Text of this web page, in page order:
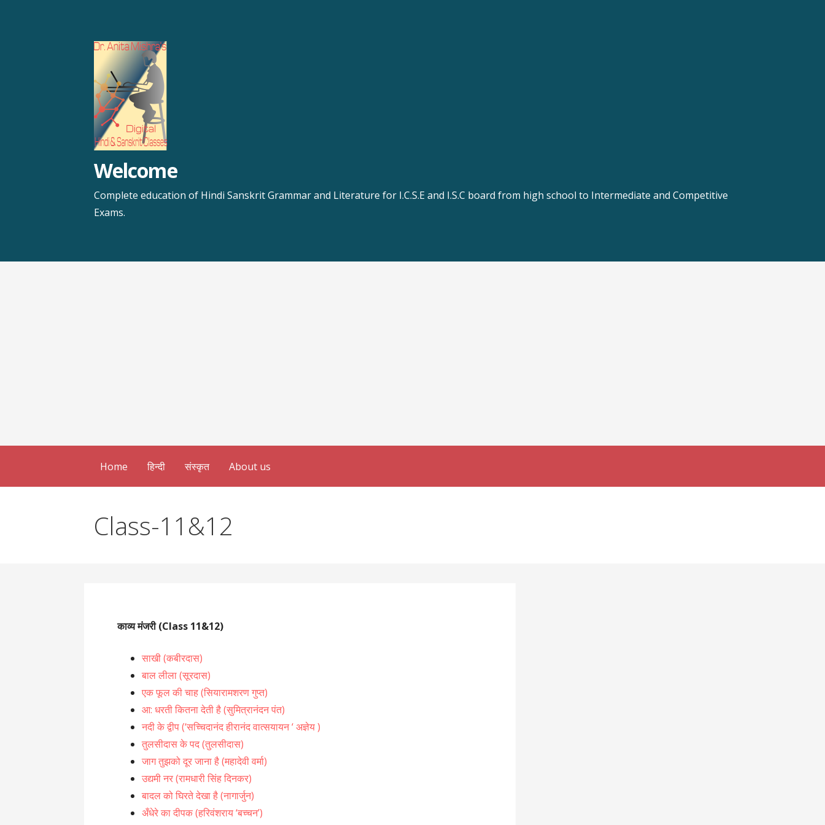
Welcome
Complete education of Hindi Sanskrit Grammar and Literature for I.C.S.E and I.S.C board from high school to Intermediate and Competitive
Exams.
Home हिन्दी संस्कृत About us
Class-11&12
काव्य मंजरी (Class 11&12)
साखी (कबीरदास)
बाल लीला (सूरदास)
एक फूल की चाह (सियारामशरण गुप्त)
आ: धरती कितना देती है (सुमित्रानंदन पंत)
नदी के द्वीप (‘सच्चिदानंद हीरानंद वात्सयायन ‘ अज्ञेय )
तुलसीदास के पद (तुलसीदास)
जाग तुझको दूर जाना है (महादेवी वर्मा)
उद्यमी नर (रामधारी सिंह दिनकर)
बादल को घिरते देखा है (नागार्जुन)
अँधेरे का दीपक (हरिवंशराय ‘बच्चन’)